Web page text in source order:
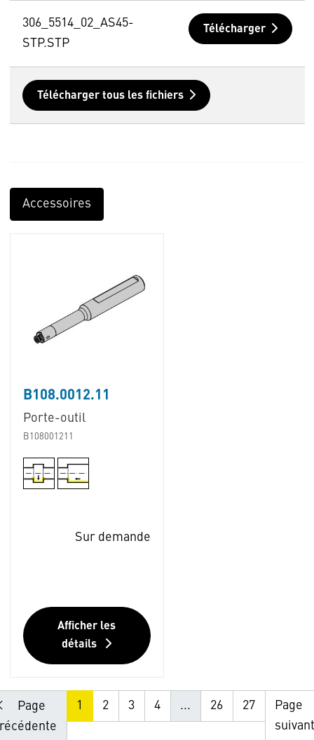
306_5514_02_AS45-
STP.STP
Télécharger
Télécharger tous les fichiers
Accessoires
B108.0012.11
Porte-outil
B108001211
Sur demande
Afficher les
détails
Page
1 2 3 4 ... 26 27
Page